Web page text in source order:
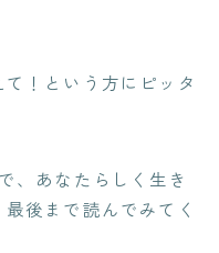
！という方にピッタ
、あなたらしく生き
後まで読んでみてく